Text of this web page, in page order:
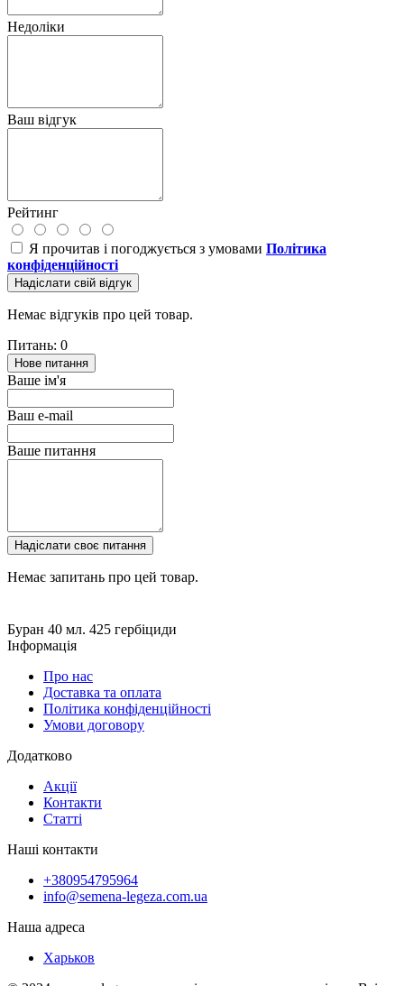
Недоліки
Ваш відгук
Рейтинг
Я прочитав і погоджується з умовами Політика
конфіденційності
Надіслати свій відгук
Немає відгуків про цей товар.
Питань: 0
Нове питання
Ваше ім'я
Ваш e-mail
Ваше питання
Надіслати своє питання
Немає запитань про цей товар.
Буран 40 мл. 425 гербіциди
Інформація
Про нас
Доставка та оплата
Політика конфіденційності
Умови договору
Додатково
Акції
Контакти
Статті
Наші контакти
+380954795964
info@semena-legeza.com.ua
Наша адреса
Харьков